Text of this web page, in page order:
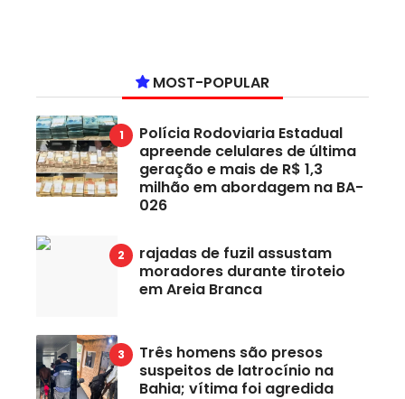
MOST-POPULAR
Polícia Rodoviaria Estadual
apreende celulares de última
geração e mais de R$ 1,3
milhão em abordagem na BA-
026
rajadas de fuzil assustam
moradores durante tiroteio
em Areia Branca
Três homens são presos
suspeitos de latrocínio na
Bahia; vítima foi agredida